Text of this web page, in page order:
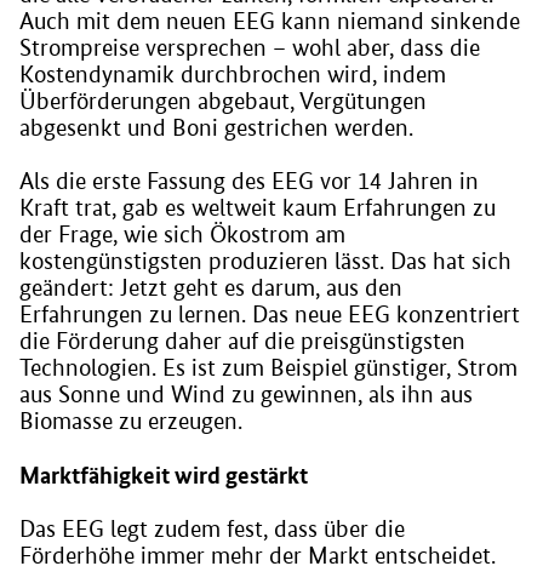
Auch mit dem neuen EEG kann niemand sinkende
Strompreise versprechen – wohl aber, dass die
Kostendynamik durchbrochen wird, indem
Überförderungen abgebaut, Vergütungen
abgesenkt und Boni gestrichen werden.
Als die erste Fassung des EEG vor 14 Jahren in
Kraft trat, gab es weltweit kaum Erfahrungen zu
der Frage, wie sich Ökostrom am
kostengünstigsten produzieren lässt. Das hat sich
geändert: Jetzt geht es darum, aus den
Erfahrungen zu lernen. Das neue EEG konzentriert
die Förderung daher auf die preisgünstigsten
Technologien. Es ist zum Beispiel günstiger, Strom
aus Sonne und Wind zu gewinnen, als ihn aus
Biomasse zu erzeugen.
Marktfähigkeit wird gestärkt
Das EEG legt zudem fest, dass über die
Förderhöhe immer mehr der Markt entscheidet.